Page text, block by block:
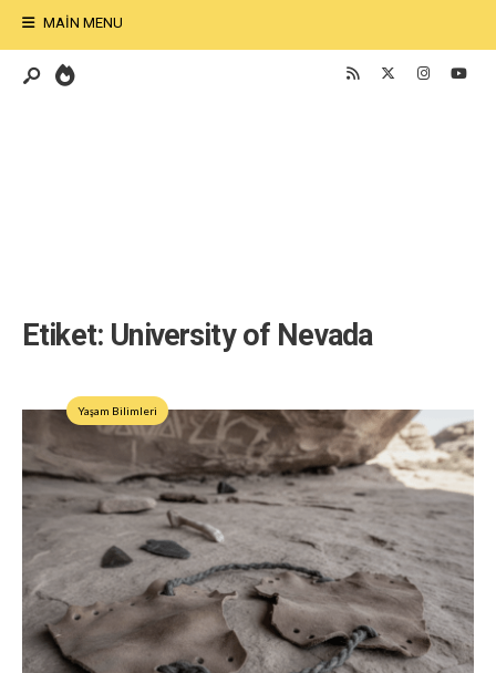
MAIN MENU
Etiket: University of Nevada
Yaşam Bilimleri